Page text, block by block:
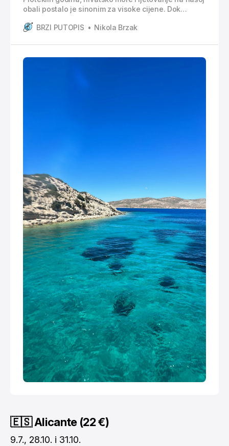
obali postalo je sinonim za visoke cijene. Dok
mnogi se pitaju je li moguće pronaći povoljniju
spominju druge mediteranske destinacije poput
Španjolske, Italije, Turske ili Grčke,
BRZI PUTOPIS Nikola Brzak
🇪🇸 Alicante (22 €)
9.7., 28.10. i 31.10.